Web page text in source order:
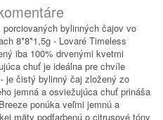
porciovaných bylinných čajov vo
8*8*1,5g - Lovaré Timeless
iba 100% drvenými kvetmi
chuť je ideálna pre chvíle
je čistý bylinný čaj zložený zo
jemná a osviežujúca chuť prináša
ponúka veľmi jemnú a
mäty podfarbenú o citrusové tóny